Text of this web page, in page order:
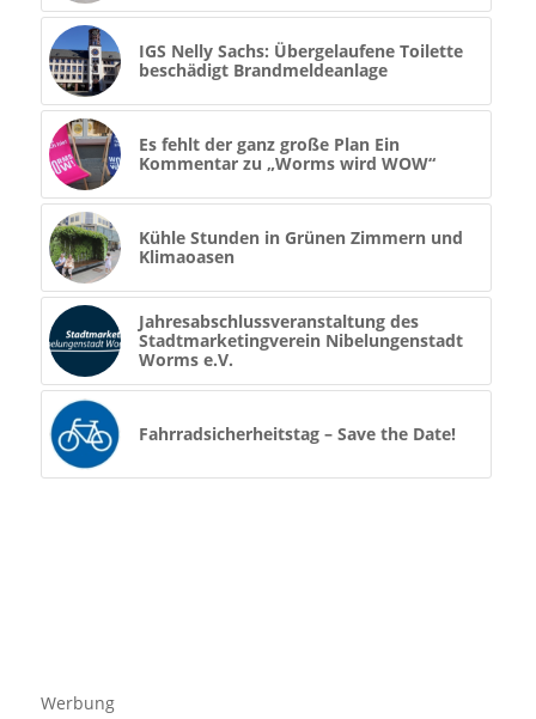
IGS Nelly Sachs: Übergelaufene Toilette
beschädigt Brandmeldeanlage
Es fehlt der ganz große Plan Ein
Kommentar zu „Worms wird WOW“
Kühle Stunden in Grünen Zimmern und
Klimaoasen
Jahresabschlussveranstaltung des
Stadtmarketingverein Nibelungenstadt
Worms e.V.
Fahrradsicherheitstag – Save the Date!
Werbung